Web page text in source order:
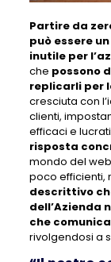
Partire da
può essere
inutile per
che possono
replicarli per
cresciuta con
clienti,
efficaci e
risposta
mondo del
poco efficienti,
descrittivo
dell’Azienda
che
rivolgendosi a